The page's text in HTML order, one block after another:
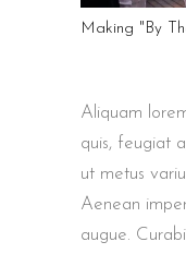
Making "By
Aliquam
quis, feugiat
ut metus
Aenean
augue.